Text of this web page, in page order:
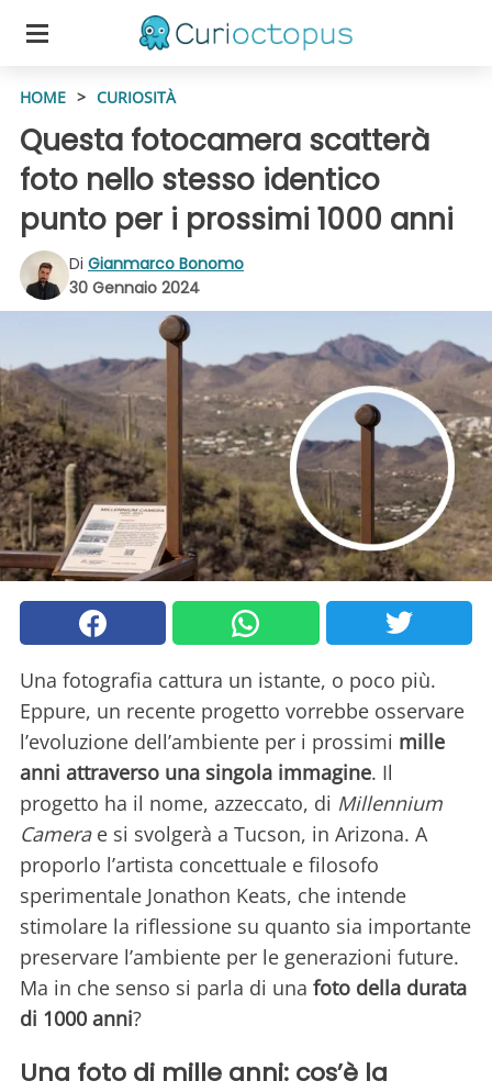
HOME > CURIOSITÀ
Questa fotocamera scatterà
foto nello stesso identico
punto per i prossimi 1000 anni
Di Gianmarco Bonomo
30 Gennaio 2024
Una fotografia cattura un istante, o poco più.
Eppure, un recente progetto vorrebbe osservare
l’evoluzione dell’ambiente per i prossimi mille
anni attraverso una singola immagine. Il
progetto ha il nome, azzeccato, di Millennium
Camerae si svolgerà a Tucson, in Arizona. A
proporlo l’artista concettuale e filosofo
sperimentale Jonathon Keats, che intende
stimolare la riflessione su quanto sia importante
preservare l’ambiente per le generazioni future.
Ma in che senso si parla di una foto della durata
di 1000 anni?
Una foto di mille anni: cos’è la